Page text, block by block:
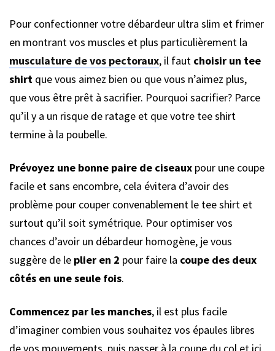
Pour confectionner votre débardeur ultra slim et frimer
en montrant vos muscles et plus particulièrement la
musculature de vos pectoraux, il faut choisir un tee
shirt que vous aimez bien ou que vous n’aimez plus,
que vous être prêt à sacrifier. Pourquoi sacrifier? Parce
qu’il y a un risque de ratage et que votre tee shirt
termine à la poubelle.
Prévoyez une bonne paire de ciseaux pour une coupe
facile et sans encombre, cela évitera d’avoir des
problème pour couper convenablement le tee shirt et
surtout qu’il soit symétrique. Pour optimiser vos
chances d’avoir un débardeur homogène, je vous
suggère de le plier en 2 pour faire la coupe des deux
côtés en une seule fois.
Commencez par les manches, il est plus facile
d’imaginer combien vous souhaitez vos épaules libres